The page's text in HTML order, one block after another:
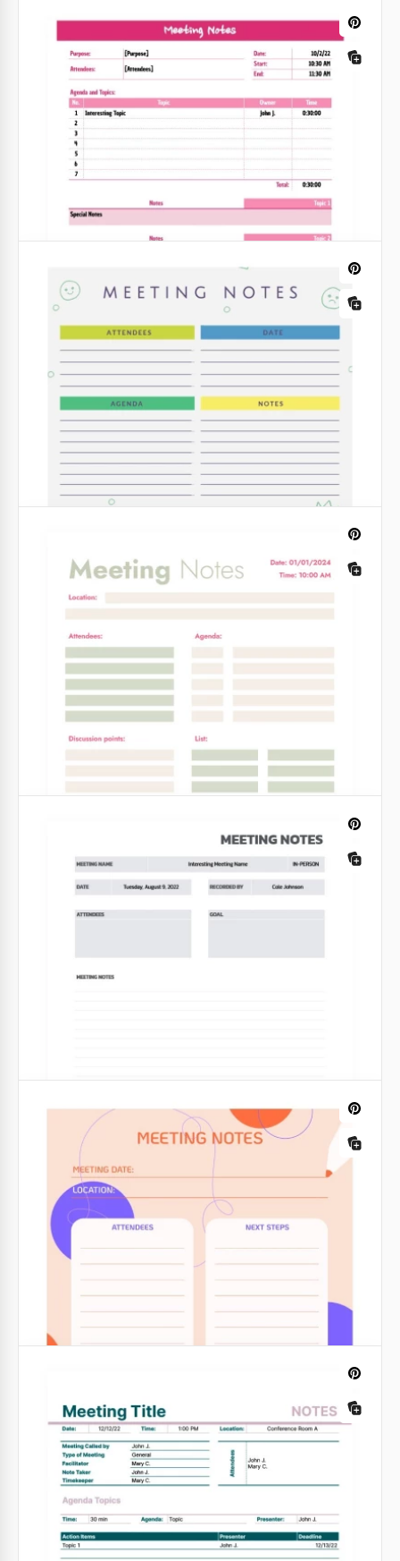
Note de réunion jaune
Écrivez vos notes sur notre modèle jaune pour
rendre chaque réunion aussi productive que
possible. Mentionnez les points les plus importants
qui vont être discutés lors de l'événement.
Notes de réunion modestes
Restez organisé et concentré lors de vos réunions
avec notre modèle Modest Meeting Notes.
Google Sheets
Note de réunion rose
réunion, voici une option mignonne.
Note de réunion simple
Notre simple note de réunion est conçue pour les
personnes très occupées qui veulent impressionner
tout le monde au travail grâce à leurs performances.
Obtenez de la clarté et de l'organisation dans vos
réunions grâce à notre modèle de notes de réunion
structurelles minimalistes.
Google Docs
Quel que soit le type de réunion que vous avez au
travail, il est toujours une bonne idée de noter les
principales idées qui ont été mentionnées lors de
celle-ci.
Google Sheets